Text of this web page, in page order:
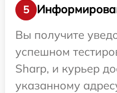
5
Вы получите
успешном
Sharp, и курьер
указанному